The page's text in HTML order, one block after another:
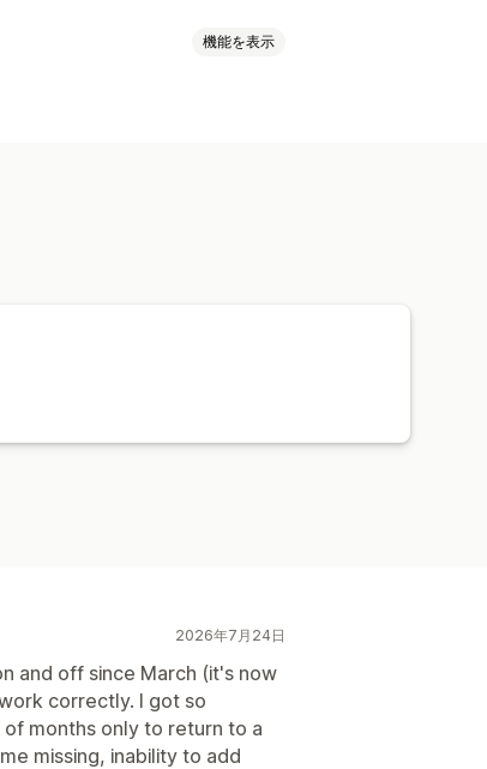
機能を表示
2026年7月24日
and off since March (it's now
correctly. I got so
months only to return to a
missing, inability to add